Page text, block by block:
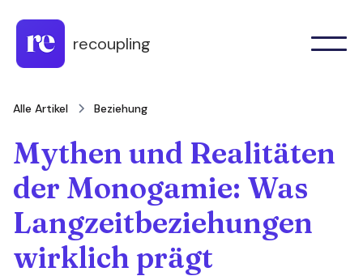
recoupling
Alle Artikel Beziehung
Mythen und Realitäten
der Monogamie: Was
Langzeitbeziehungen
wirklich prägt